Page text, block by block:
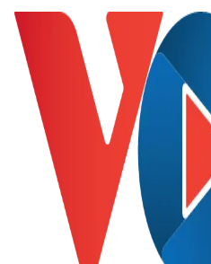
Thế giới
Quan sát
Cuộc sống đó đây